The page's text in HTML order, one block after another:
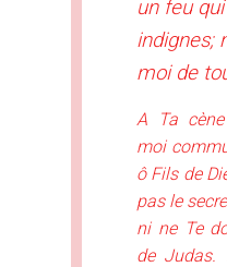
un feu
indignes;
moi de
A Ta
moi
ô Fils de
pas le
ni ne Te
de Judas.